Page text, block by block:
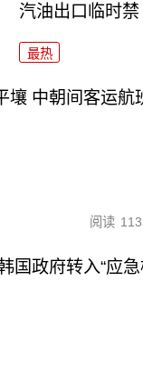
汽油出口临时禁
最热
壤 中朝间客运航
阅读
国政府转入“应急